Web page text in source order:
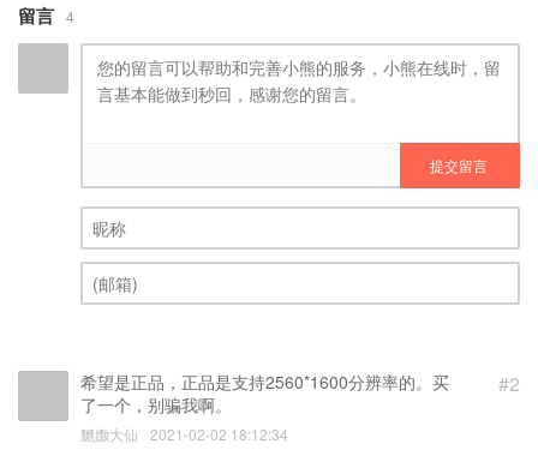
留言 4
提交留言
昵称 (必填)
#2
希望是正品，正品是支持2560*1600分辨率的。买
了一个，别骗我啊。
嬲嫐大仙 2021-02-02 18:12:34